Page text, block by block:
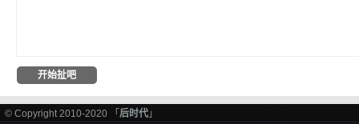
© Copyright 2010-2020 「 后时代 」